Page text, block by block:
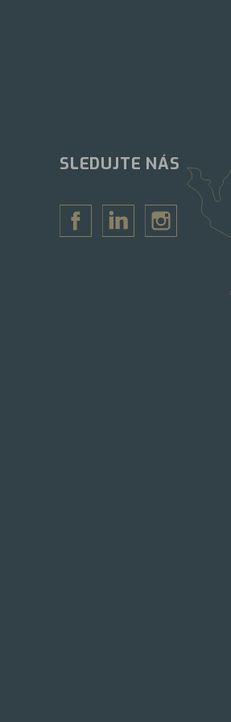
SLEDUJTE NÁS